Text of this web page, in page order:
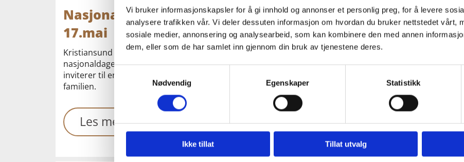
Vi bruker informasjonskapsler for å gi innhold og annonser et personlig preg, for å levere
analysere trafikken vår. Vi deler dessuten informasjon om hvordan du bruker nettstedet vårt,
sosiale medier, annonsering og analysearbeid, som kan kombinere den med annen
dem, eller som de har samlet inn gjennom din bruk av tjenestene deres.
Nødvendig
Egenskaper Statistikk
Ikke tillat Tillat utvalg
Nasjonal Festkonsert
17.mai
Kristiansund Symfoniorkester feirer
nasjonaldagen i kjent stil i Festiviteten, og
inviterer til en flott konsert for hele
familien.
Les mer
drakt
Vi i Kristiansund symfoniorkester ønsker
velkommen til symfonisk hyllest av The
Beatles søndag 30. mars i Festiviteten kl
17.00
Les mer